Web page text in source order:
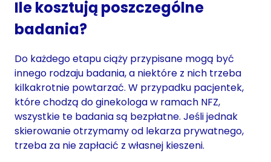
Ile kosztują poszczególne
badania?
Do każdego etapu ciąży przypisane mogą być
innego rodzaju badania, a niektóre z nich trzeba
kilkakrotnie powtarzać. W przypadku pacjentek,
które chodzą do ginekologa w ramach NFZ,
wszystkie te badania są bezpłatne. Jeśli jednak
skierowanie otrzymamy od lekarza prywatnego,
trzeba za nie zapłacić z własnej kieszeni.